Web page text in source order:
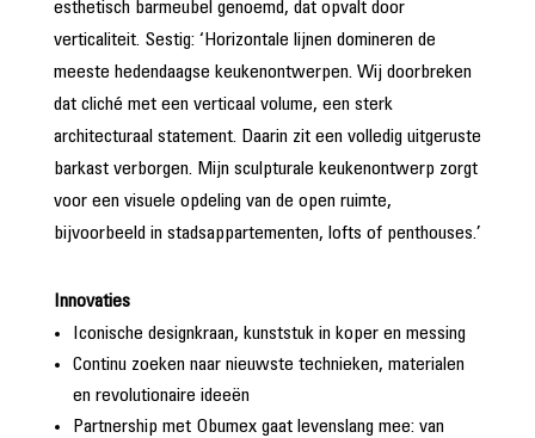
esthetisch barmeubel genoemd, dat opvalt door
verticaliteit. Sestig: ‘Horizontale lijnen domineren de
meeste hedendaagse keukenontwerpen. Wij doorbreken
dat cliché met een verticaal volume, een sterk
architecturaal statement. Daarin zit een volledig uitgeruste
barkast verborgen. Mijn sculpturale keukenontwerp zorgt
voor een visuele opdeling van de open ruimte,
bijvoorbeeld in stadsappartementen, lofts of penthouses.’
Innovaties
Iconische designkraan, kunststuk in koper en messing
Continu zoeken naar nieuwste technieken, materialen
en revolutionaire ideeën
Partnership met Obumex gaat levenslang mee: van